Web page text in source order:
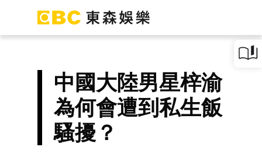
中國大陸男星梓渝
為何會遭到私生飯
騷擾？